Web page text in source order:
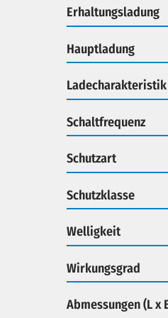
Erhaltungsladung
Hauptladung
Ladecharakteristik
Schaltfrequenz
Schutzart
Schutzklasse
Welligkeit
Wirkungsgrad
Abmessungen (L x